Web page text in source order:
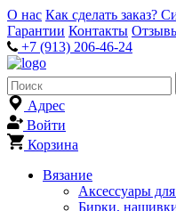
О нас Как сделать заказ?
Гарантии Контакты
+7 (913) 206-46-24
Адрес
Войти
Корзина
Вязание
Аксессуары
Бирки,